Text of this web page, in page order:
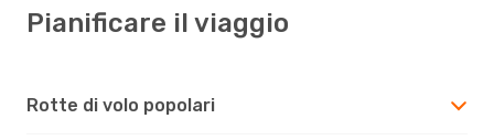
Pianificare il viaggio
Rotte di volo popolari